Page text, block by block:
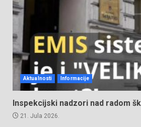
Aktualnosti Informacije
Inspekcijski nadzori nad radom
21. Jula 2026.